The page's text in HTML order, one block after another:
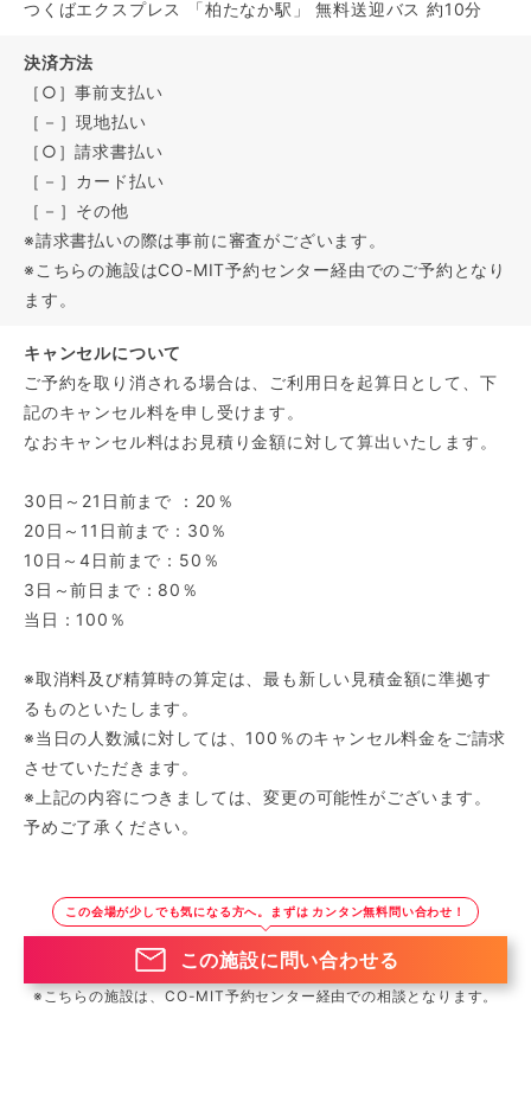
つくばエクスプレス 「柏たなか駅」 無料送迎バス 約10分
決済方法
［○］事前支払い
［－］現地払い
［○］請求書払い
［－］カード払い
［－］その他
※請求書払いの際は事前に審査がございます。
※こちらの施設はCO-MIT予約センター経由でのご予約となり
ます。
キャンセルについて
ご予約を取り消される場合は、ご利用日を起算日として、下
記のキャンセル料を申し受けます。
なおキャンセル料はお見積り金額に対して算出いたします。
30日～21日前まで ：20％
20日～11日前まで：30％
10日～4日前まで：50％
3日～前日まで：80％
当日：100％
※取消料及び精算時の算定は、最も新しい見積金額に準拠す
るものといたします。
※当日の人数減に対しては、100％のキャンセル料金をご請求
させていただきます。
※上記の内容につきましては、変更の可能性がございます。
予めご了承ください。
この会場が少しでも気になる方へ。まずは カンタン無料問い合わせ！
この施設に問い合わせる
※こちらの施設は、CO-MIT予約センター経由での相談となります。